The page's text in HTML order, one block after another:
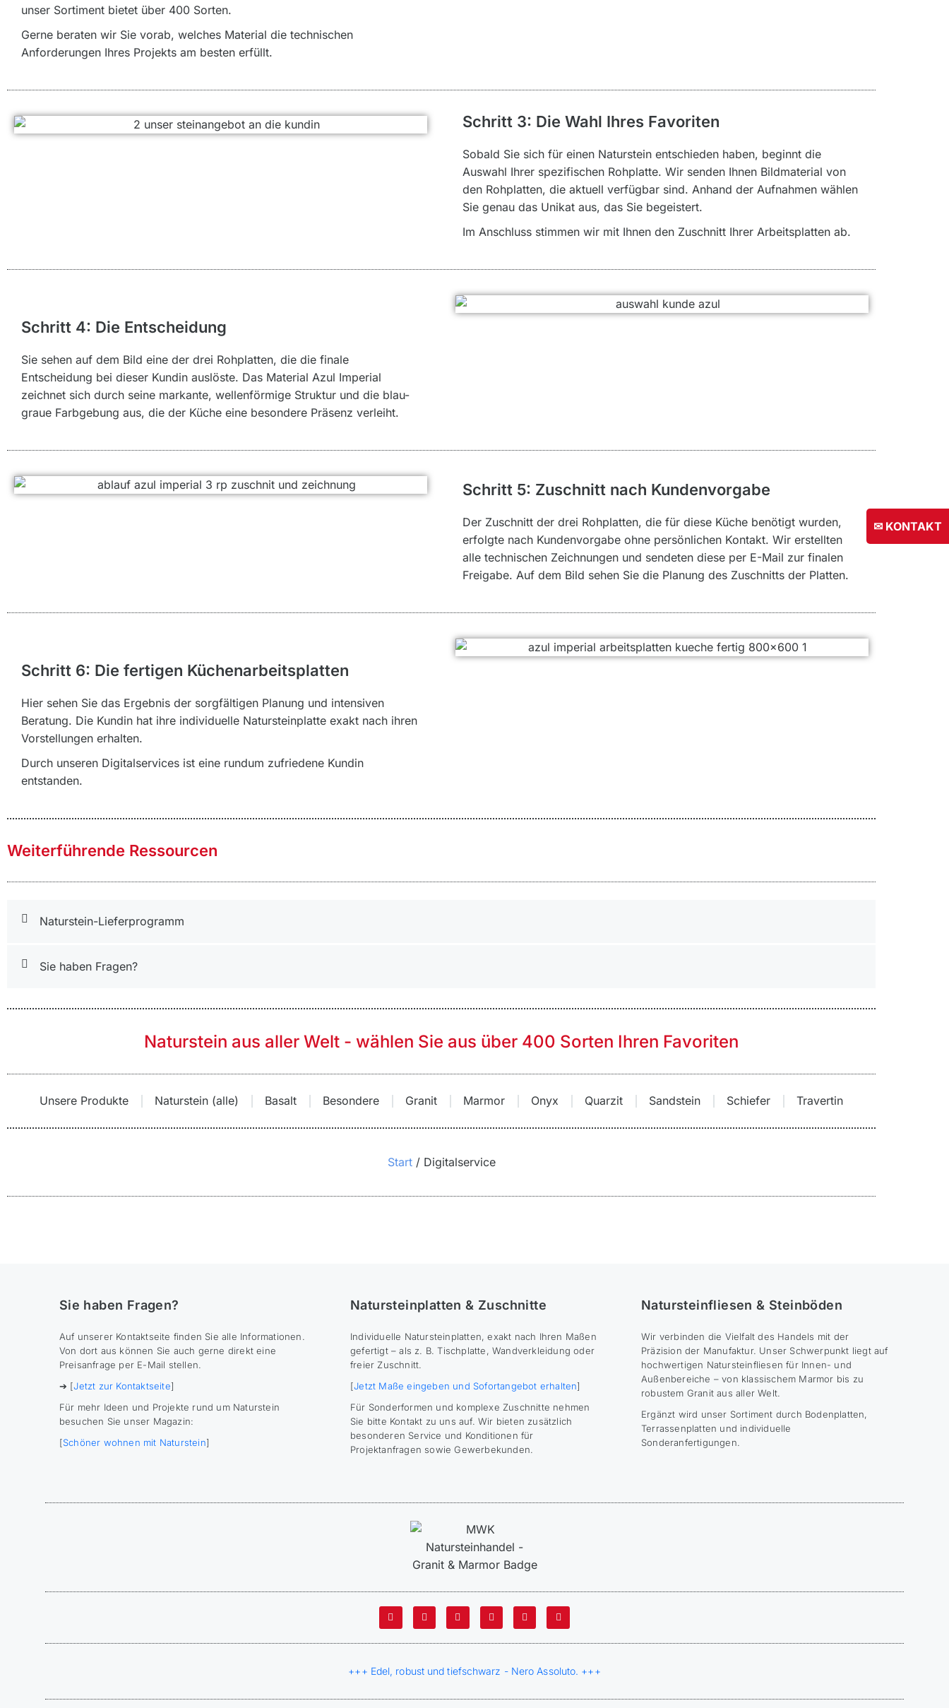
unser Sortiment bietet über 400 Sorten.
Gerne beraten wir Sie vorab, welches Material die technischen
Anforderungen Ihres Projekts am besten erfüllt.
Schritt 3: Die Wahl Ihres Favoriten
Sobald Sie sich für einen Naturstein entschieden haben, beginnt die
Auswahl Ihrer spezifischen Rohplatte. Wir senden Ihnen Bildmaterial von
den Rohplatten, die aktuell verfügbar sind. Anhand der Aufnahmen wählen
Sie genau das Unikat aus, das Sie begeistert.
Im Anschluss stimmen wir mit Ihnen den Zuschnitt Ihrer Arbeitsplatten ab.
Schritt 4: Die Entscheidung
Sie sehen auf dem Bild eine der drei Rohplatten, die die finale
Entscheidung bei dieser Kundin auslöste. Das Material Azul Imperial
zeichnet sich durch seine markante, wellenförmige Struktur und die blau-
graue Farbgebung aus, die der Küche eine besondere Präsenz verleiht.
Schritt 5: Zuschnitt nach Kundenvorgabe
Der Zuschnitt der drei Rohplatten, die für diese Küche benötigt wurden,
erfolgte nach Kundenvorgabe ohne persönlichen Kontakt. Wir erstellten
alle technischen Zeichnungen und sendeten diese per E-Mail zur finalen
Freigabe. Auf dem Bild sehen Sie die Planung des Zuschnitts der Platten.
Schritt 6: Die fertigen Küchenarbeitsplatten
Hier sehen Sie das Ergebnis der sorgfältigen Planung und intensiven
Beratung. Die Kundin hat ihre individuelle Natursteinplatte exakt nach ihren
Vorstellungen erhalten.
Durch unseren Digitalservices ist eine rundum zufriedene Kundin
entstanden.
Weiterführende Ressourcen
Naturstein-Lieferprogramm
Sie haben Fragen?
Naturstein aus aller Welt - wählen Sie aus über 400 Sorten Ihren Favoriten
Unsere Produkte Naturstein (alle) Basalt Besondere Granit Marmor Onyx Quarzit Sandstein Schiefer Travertin
Start Digitalservice
Sie haben Fragen?
Auf unserer Kontaktseite finden Sie alle Informationen.
Von dort aus können Sie auch gerne direkt eine
Preisanfrage per E-Mail stellen.
➔ [Jetzt zur Kontaktseite]
Für mehr Ideen und Projekte rund um Naturstein
besuchen Sie unser Magazin:
[Schöner wohnen mit Naturstein]
Natursteinplatten & Zuschnitte
Individuelle Natursteinplatten, exakt nach Ihren Maßen
gefertigt – als z. B. Tischplatte, Wandverkleidung oder
freier Zuschnitt.
[Jetzt Maße eingeben und Sofortangebot erhalten]
Für Sonderformen und komplexe Zuschnitte nehmen
Sie bitte Kontakt zu uns auf. Wir bieten zusätzlich
besonderen Service und Konditionen für
Projektanfragen sowie Gewerbekunden.
Natursteinfliesen & Steinböden
Wir verbinden die Vielfalt des Handels mit der
Präzision der Manufaktur. Unser Schwerpunkt liegt auf
hochwertigen Natursteinfliesen für Innen- und
Außenbereiche – von klassischem Marmor bis zu
robustem Granit aus aller Welt.
Ergänzt wird unser Sortiment durch Bodenplatten,
Terrassenplatten und individuelle
Sonderanfertigungen.
+++ Edel, robust und tiefschwarz - Nero Assoluto. +++
✉ KONTAKT